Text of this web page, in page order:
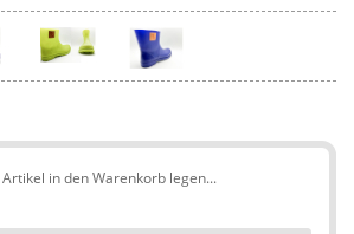
in den Warenkorb legen...